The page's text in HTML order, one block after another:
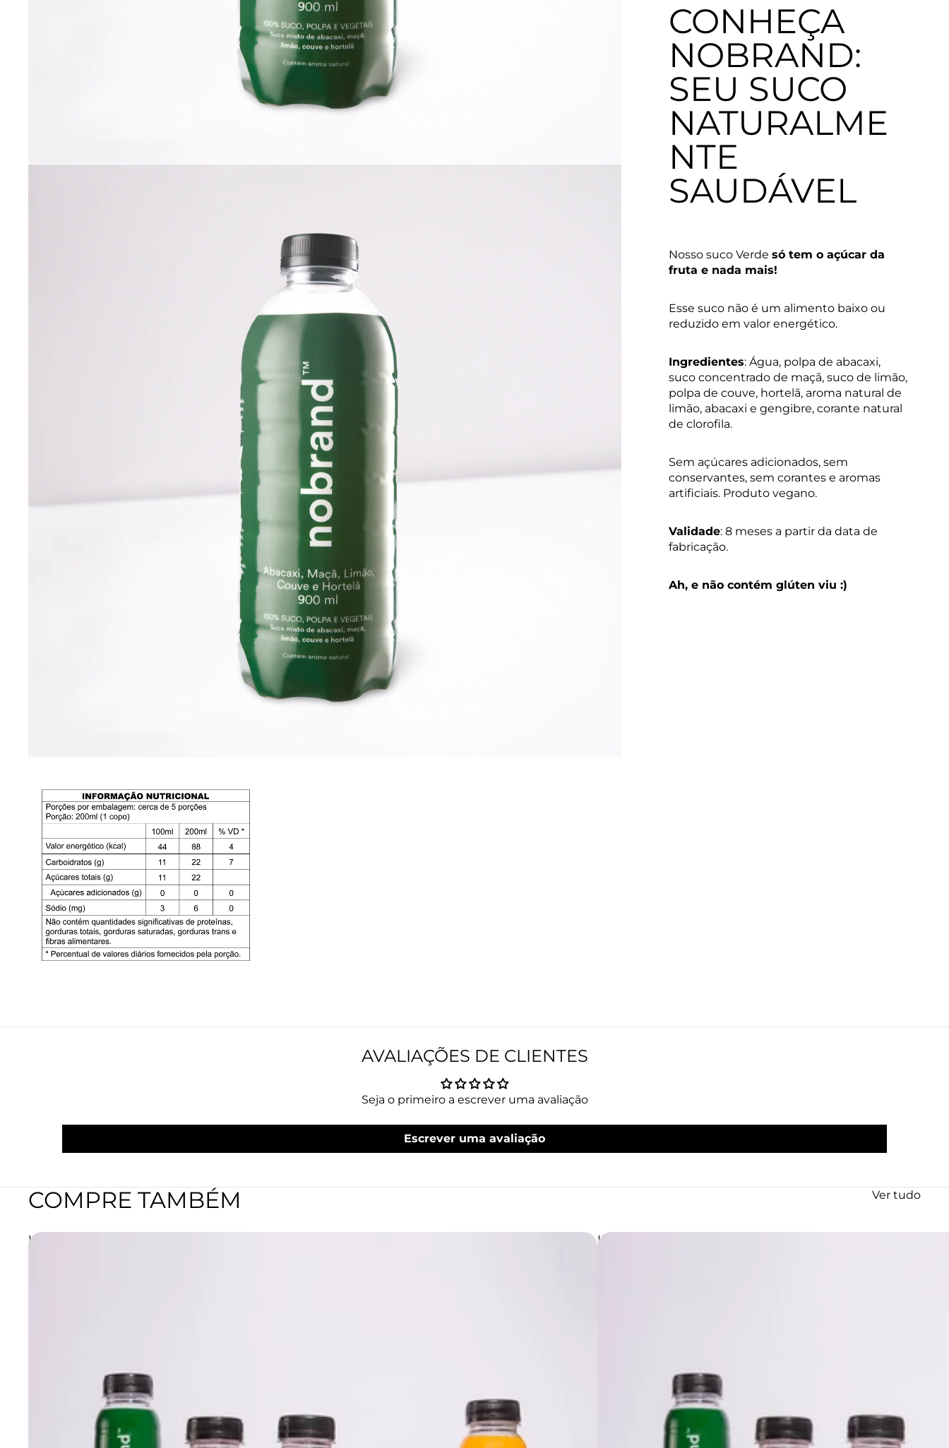
CONHEÇA
NOBRAND:
SEU SUCO
NATURALME
NTE
SAUDÁVEL
Nosso suco Verde só tem o açúcar da
fruta e nada mais!
Esse suco não é um alimento baixo ou
reduzido em valor energético.
Ingredientes: Água, polpa de abacaxi,
suco concentrado de maçã, suco de limão,
polpa de couve, hortelã, aroma natural de
limão, abacaxi e gengibre, corante natural
de clorofila.
Sem açúcares adicionados, sem
conservantes, sem corantes e aromas
artificiais. Produto vegano.
Validade: 8 meses a partir da data de
fabricação.
Ah, e não contém glúten viu :)
AVALIAÇÕES DE CLIENTES
Seja o primeiro a escrever uma avaliação
Escrever uma avaliação
COMPRE TAMBÉM Ver tudo
Kit Experimente nobrand | 12 unidades de 230ml Kit Degustação Sucos nobrand | 5 unidades de 230ml